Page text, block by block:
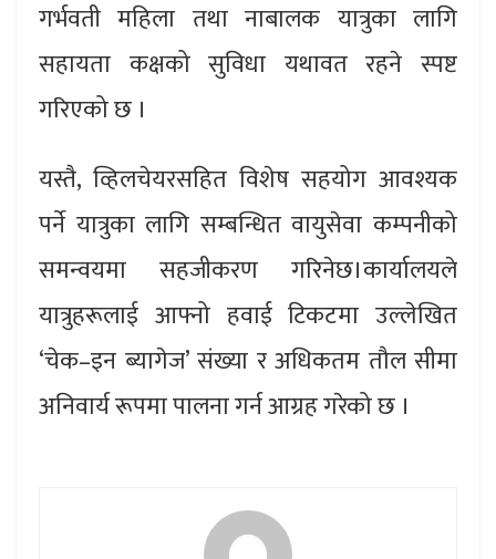
गर्भवती महिला तथा नाबालक यात्रुका लागि
सहायता कक्षको सुविधा यथावत रहने स्पष्ट
गरिएको छ ।
यस्तै, व्हिलचेयरसहित विशेष सहयोग आवश्यक
पर्ने यात्रुका लागि सम्बन्धित वायुसेवा कम्पनीको
समन्वयमा सहजीकरण गरिनेछ।कार्यालयले
यात्रुहरूलाई आफ्नो हवाई टिकटमा उल्लेखित
‘चेक–इन ब्यागेज’ संख्या र अधिकतम तौल सीमा
अनिवार्य रूपमा पालना गर्न आग्रह गरेको छ ।